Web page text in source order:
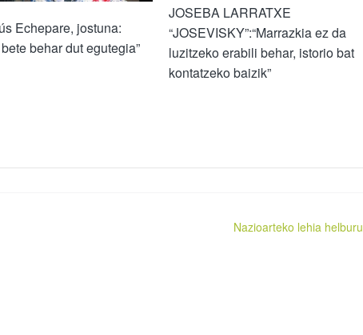
Echepare, jostuna:
behar dut egutegia”
JOSEBA LARRATXE
“JOSEVISKY”:“Marrazkia ez da
luzitzeko erabili behar, istorio bat
kontatzeko baizik”
Nazioarteko lehia helburu